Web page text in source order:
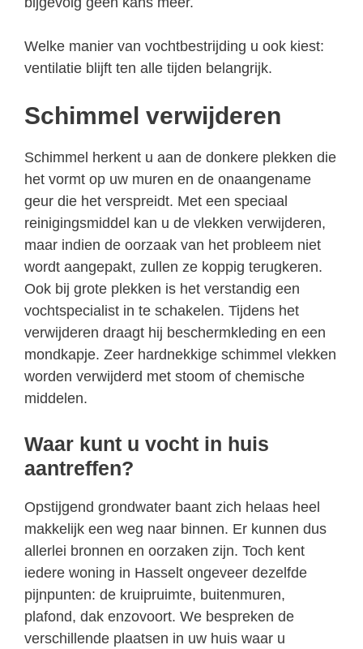
Welke manier van vochtbestrijding u ook kiest:
ventilatie blijft ten alle tijden belangrijk.
Schimmel verwijderen
Schimmel herkent u aan de donkere plekken die
het vormt op uw muren en de onaangename
geur die het verspreidt. Met een speciaal
reinigingsmiddel kan u de vlekken verwijderen,
maar indien de oorzaak van het probleem niet
wordt aangepakt, zullen ze koppig terugkeren.
Ook bij grote plekken is het verstandig een
vochtspecialist in te schakelen. Tijdens het
verwijderen draagt hij beschermkleding en een
mondkapje. Zeer hardnekkige schimmel vlekken
worden verwijderd met stoom of chemische
middelen.
Waar kunt u vocht in huis
aantreffen?
Opstijgend grondwater baant zich helaas heel
makkelijk een weg naar binnen. Er kunnen dus
allerlei bronnen en oorzaken zijn. Toch kent
iedere woning in Hasselt ongeveer dezelfde
pijnpunten: de kruipruimte, buitenmuren,
plafond, dak enzovoort. We bespreken de
verschillende plaatsen in uw huis waar u